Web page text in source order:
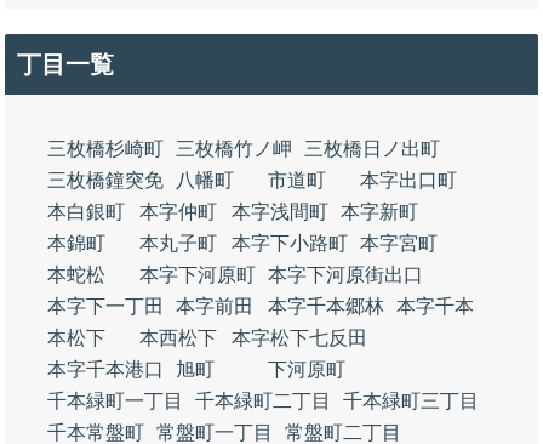
丁目一覧
三枚橋杉崎町 三枚橋竹ノ岬
三枚橋日ノ出町
三枚橋鐘突免
八幡町 市道町
本字出口町
本白銀町
本字仲町 本字浅間町 本字新町
本錦町
本丸子町 本字下小路町 本字宮町
本蛇松
本字下河原町 本字下河原街出口
本字下一丁田
本字前田 本字千本郷林 本字千本
本松下
本西松下
本字松下七反田
本字千本港口
旭町
下河原町
千本緑町一丁目
千本緑町二丁目
千本緑町三丁目
千本常盤町 常盤町一丁目
常盤町二丁目